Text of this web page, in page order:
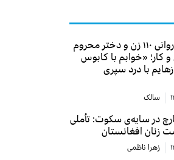
وضعیت روانی ۱۱۰ زن و دختر محروم
کار؛ «خوابم با کابوس
با درد سپری
سالک
در سایه‌ی سکوت: تأملی
زنان افغانستان
زهرا ناظمی